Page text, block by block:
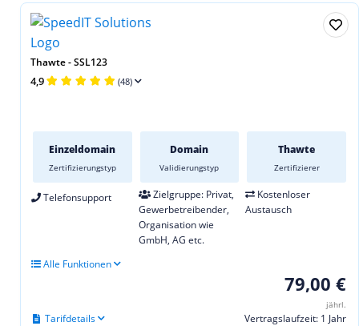
Thawte - SSL123
4,9 (48)
Einzeldomain
Zertifizierungstyp
Domain
Validierungstyp
Thawte
Zertifizierer
Telefonsupport
Zielgruppe: Privat,
Gewerbetreibender,
Organisation wie
GmbH, AG etc.
Kostenloser
Austausch
Alle Funktionen
79,00 €
jährl.
Vertragslaufzeit: 1 Jahr
Tarifdetails